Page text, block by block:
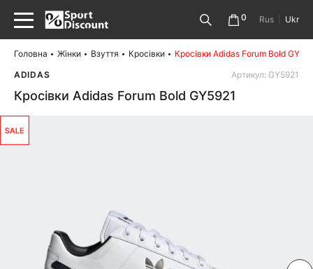
0 Rus Ukr
Головна Жінки Взуття Кросівки
Кросівки Adidas Forum Bold
ADIDAS
Артикул: GY5921
Кросівки Adidas Forum Bold GY5921